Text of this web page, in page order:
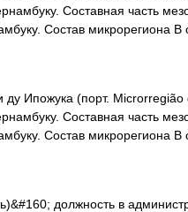
Составная часть
Состав микрорегиона В
Ипожука (порт. Microrregião
Составная часть
Состав микрорегиона В
должность в